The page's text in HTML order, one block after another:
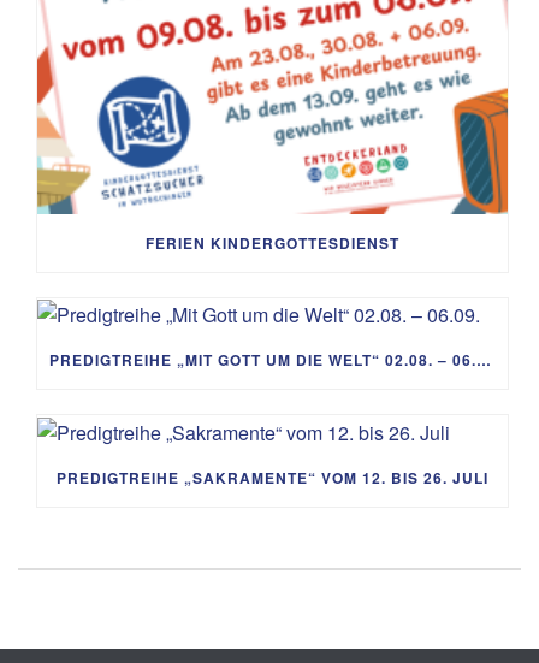
FERIEN KINDERGOTTESDIENST
PREDIGTREIHE „MIT GOTT UM DIE WELT“ 02.08. – 06.09.
PREDIGTREIHE „SAKRAMENTE“ VOM 12. BIS 26. JULI